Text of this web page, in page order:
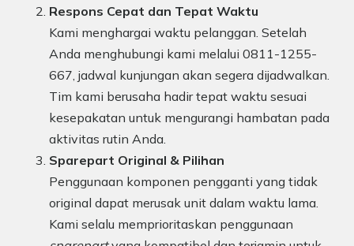
Respons Cepat dan Tepat Waktu
Kami menghargai waktu pelanggan. Setelah
Anda menghubungi kami melalui 0811-1255-
667, jadwal kunjungan akan segera dijadwalkan.
Tim kami berusaha hadir tepat waktu sesuai
kesepakatan untuk mengurangi hambatan pada
aktivitas rutin Anda.
Sparepart Original & Pilihan
Penggunaan komponen pengganti yang tidak
original dapat merusak unit dalam waktu lama.
Kami selalu memprioritaskan penggunaan